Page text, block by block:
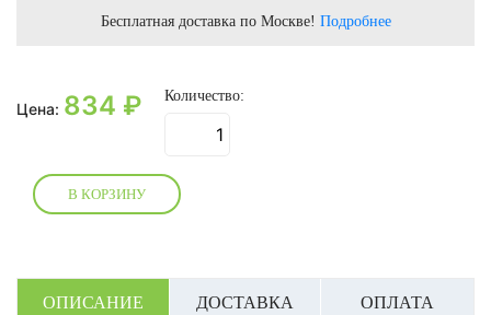
Бесплатная доставка по Москве! Подробнее
Цена: 834 ₽ Количество:
В КОРЗИНУ
ОПИСАНИЕ ДОСТАВКА ОПЛАТА